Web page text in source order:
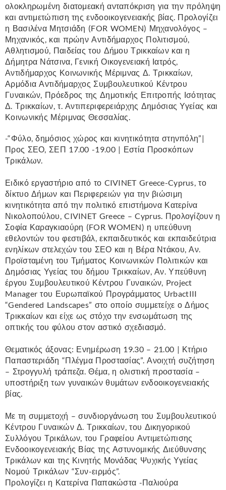
ολοκληρωμένη διατομεακή ανταπόκριση για την πρόληψη
και αντιμετώπιση της ενδοοικογενειακής βίας. Προλογίζει
η Βασιλένα Μητσιάδη (FOR WOMEN) Μηχανολόγος –
Μηχανικός, και πρώην Αντιδήμαρχος Πολιτισμού,
Αθλητισμού, Παιδείας του Δήμου Τρικκαίων και η
Δήμητρα Νάτσινα, Γενική Οικογενειακή Ιατρός,
Αντιδήμαρχος Κοινωνικής Μέριμνας Δ. Τρικκαίων,
Αρμόδια Αντιδήμαρχος Συμβουλευτικού Κέντρου
Γυναικών, Πρόεδρος της Δημοτικής Επιτροπής Ισότητας
Δ. Τρικκαίων, τ. Αντιπεριφερειάρχης Δημόσιας Υγείας και
Κοινωνικής Μέριμνας Θεσσαλίας.
-“Φύλο, δημόσιος χώρος και κινητικότητα στηνπόλη”|
Προς ΣΕΟ, ΣΕΠ 17.00 -19.00 | Εστία Προσκόπων
Τρικάλων.
Ειδικό εργαστήριο από το CIVINET Greece-Cyprus, το
δίκτυο Δήμων και Περιφερειών για την βιώσιμη
κινητικότητα από την πολιτικό επιστήμονα Κατερίνα
Νικολοπούλου, CIVINET Greece – Cyprus. Προλογίζουν η
Σοφία Καραγκιαούρη (FOR WOMEN) η υπεύθυνη
εθελοντών του φεστιβάλ, εκπαιδευτικός και εκπαιδεύτρια
ενηλίκων στελεχών του ΣΕΟ και η Βέρα Ντάκου, Αν.
Προϊσταμένη του Τμήματος Κοινωνικών Πολιτικών και
Δημόσιας Υγείας του δήμου Τρικκαίων, Αν. Υπεύθυνη
έργου Συμβουλευτικού Κέντρου Γυναικών, Project
Manager του Ευρωπαϊκού Προγράμματος UrbactIII
“Gendered Landscapes” στο οποίο συμμετείχε ο Δήμος
Τρικκαίων και είχε ως στόχο την ενσωμάτωση της
οπτικής του φύλου στον αστικό σχεδιασμό.
Θεματικός άξονας: Ενημέρωση 19.30 – 21.00 | Κτήριο
Παπαστεριάδη “Πλέγμα Προστασίας”. Ανοιχτή συζήτηση
– Στρογγυλή τράπεζα. Θέμα, η ολιστική προστασία –
υποστήριξη των γυναικών θυμάτων ενδοοικογενειακής
βίας.
Με τη συμμετοχή – συνδιοργάνωση του Συμβουλευτικού
Κέντρου Γυναικών Δ. Τρικκαίων, του Δικηγορικού
Συλλόγου Τρικάλων, του Γραφείου Αντιμετώπισης
Ενδοοικογενειακής Βίας της Αστυνομικής Διεύθυνσης
Τρικάλων και της Κινητής Μονάδας Ψυχικής Υγείας
Νομού Τρικάλων “Συν-ειρμός”.
Προλογίζει η Κατερίνα Παπακώστα -Παλιούρα